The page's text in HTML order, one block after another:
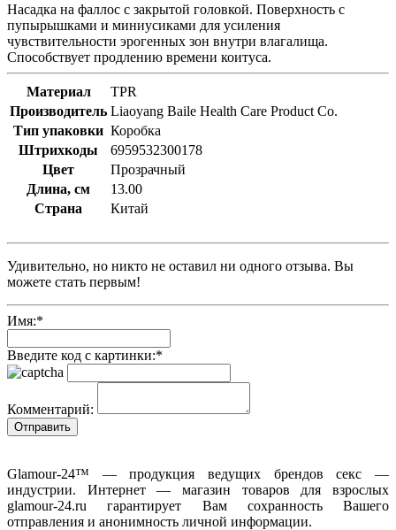
Насадка на фаллос с закрытой головкой. Поверхность с
пупырышками и миниусиками для усиления
чувствительности эрогенных зон внутри влагалища.
Способствует продлению времени коитуса.
Материал
TPR
Производитель Liaoyang Baile Health Care Product Co.
Тип упаковки Коробка
Штрихкоды
6959532300178
Цвет
Прозрачный
Длина, см
13.00
Страна
Китай
Удивительно, но никто не оставил ни одного отзыва. Вы
можете стать первым!
Имя:*
Введите код с картинки:*
Комментарий:
Glamour-24™ — продукция ведущих брендов секс —
индустрии. Интернет — магазин товаров для взрослых
glamour-24.ru гарантирует Вам сохранность Вашего
отправления и анонимность личной информации.